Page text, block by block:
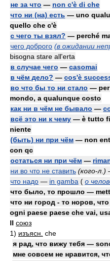
не за что — non c'è di che
что ни (на) есть — uno
quello che c'è
с чего ты взял? — perché
чего доброго (в ожидании
bisogna stare all'erta
в случае чего — casomai
в чём дело? — cos'è
во что бы то ни стало — per
mondo, a qualunque costo
как ни в чём не бывало —
всё это ни к чему — è tutto
niente
(быть) ни при чём — non
con qc
остаться ни при чём —
ни во что не ставить (кого-л.)
что надо — in gamba ( о
что было, то прошло —
что ни город - то норов,
ogni paese paese che vai,
II союз
1) изъясн. che
я рад, что вижу тебя —
мне совсем не нравится,